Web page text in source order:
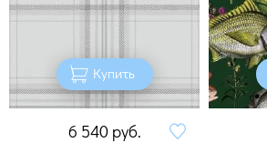
Купить
6 540 руб.